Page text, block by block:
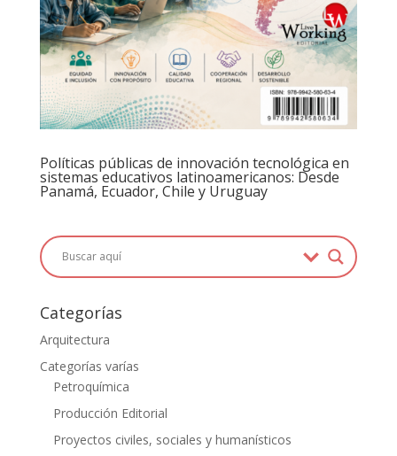
Políticas públicas de innovación tecnológica en
sistemas educativos latinoamericanos: Desde
Panamá, Ecuador, Chile y Uruguay
Categorías
Arquitectura
Categorías varías
Petroquímica
Producción Editorial
Proyectos civiles, sociales y humanísticos